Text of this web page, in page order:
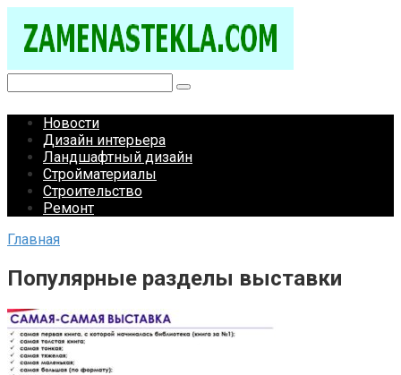
контенту
Новости
Дизайн интерьера
Ландшафтный дизайн
Стройматериалы
Строительство
Ремонт
Главная
Популярные разделы выставки